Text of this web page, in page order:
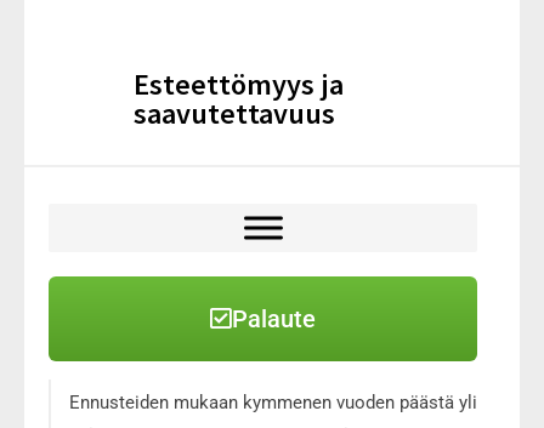
Esteettömyys ja
saavutettavuus
Palaute
Ennusteiden mukaan kymmenen vuoden päästä yli